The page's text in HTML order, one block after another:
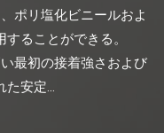
ポリ塩化ビニールおよ
ることができる。
最初の接着強さおよび
た安定...